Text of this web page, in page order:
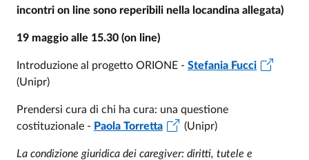
incontri on line sono reperibili nella locandina allegata)
19 maggio alle 15.30 (on line)
Introduzione al progetto ORIONE - Stefania Fucci
(Unipr)
Prendersi cura di chi ha cura: una questione
costituzionale - Paola Torretta (Unipr)
La condizione giuridica dei caregiver: diritti, tutele e